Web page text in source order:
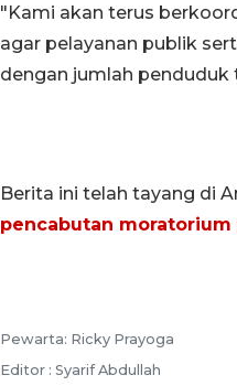
"Kami akan terus
agar pelayanan publik
dengan jumlah penduduk
Berita ini telah tayang di
pencabutan moratorium
Pewarta: Ricky Prayoga
Editor : Syarif Abdullah